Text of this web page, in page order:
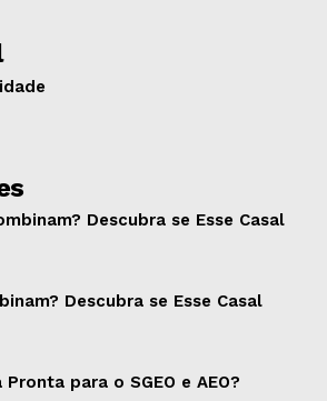
Descubra se Esse Casal
Descubra se Esse Casal
para o SGEO e AEO?